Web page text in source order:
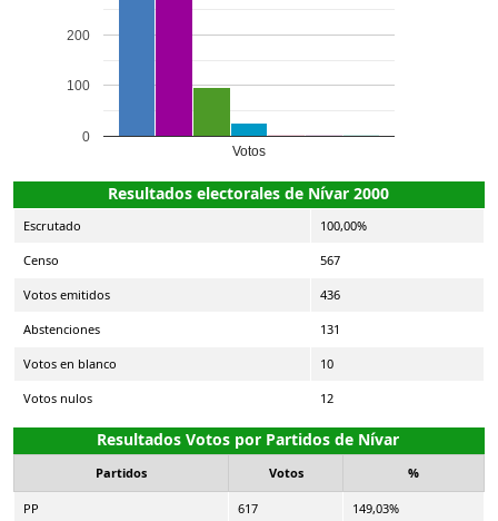
Votos
0
100
200
Resultados electorales de Nívar 2000
Escrutado 100,00%
Censo 567
Votos emitidos 436
Abstenciones 131
Votos en blanco 10
Votos nulos 12
Resultados Votos por Partidos de Nívar
Partidos Votos %
PP 617 149,03%